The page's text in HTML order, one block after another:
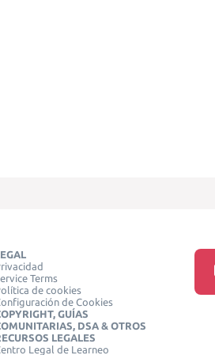
Terms
de cookies
de Cookies
GUÍAS
DSA & OTROS
LEGALES
Legal de Learneo